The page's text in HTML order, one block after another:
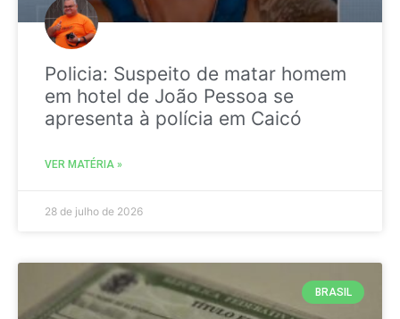
Policia: Suspeito de matar homem
em hotel de João Pessoa se
apresenta à polícia em Caicó
VER MATÉRIA »
28 de julho de 2026
BRASIL